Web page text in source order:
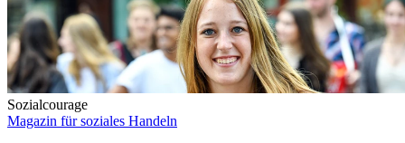
Sozialcourage
Magazin für soziales Handeln